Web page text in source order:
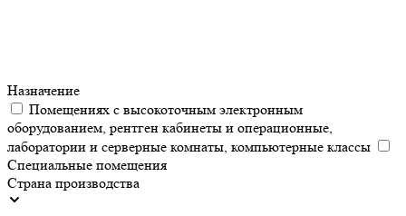
Назначение
Помещениях с высокоточным электронным
оборудованием, рентген кабинеты и операционные,
лаборатории и серверные комнаты, компьютерные классы
Специальные помещения
Страна производства